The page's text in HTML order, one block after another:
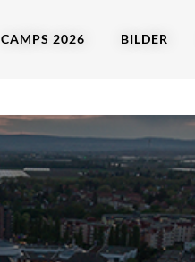
CAMPS 2026 BILDER